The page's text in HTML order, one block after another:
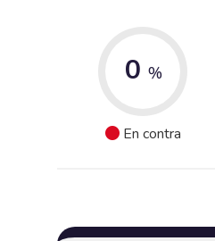
0 %
En contra